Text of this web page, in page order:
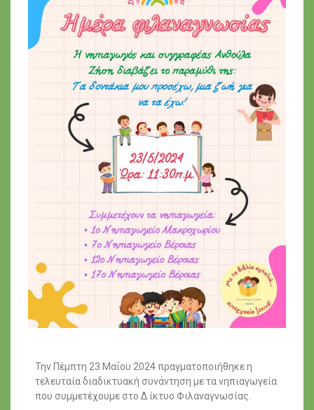
Την Πέμπτη 23 Μαΐου 2024 πραγματοποιήθηκε η
τελευταία διαδικτυακή συνάντηση με τα νηπιαγωγεία
που συμμετέχουμε στο Δ ίκτυο Φιλαναγνωσίας.